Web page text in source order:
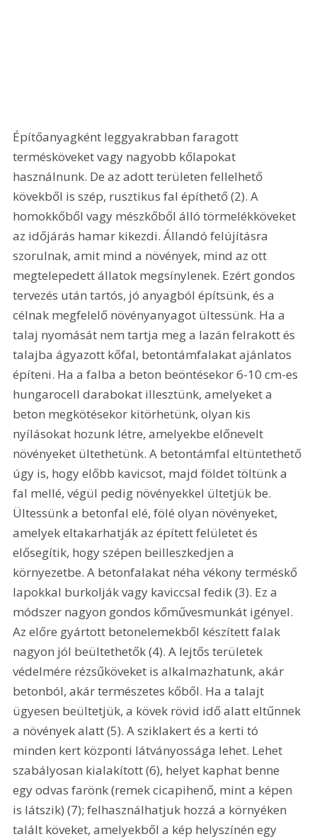
Építőanyagként leggyakrabban faragott
termésköveket vagy nagyobb kőlapokat
használnunk. De az adott területen fellelhető
kövekből is szép, rusztikus fal építhető (2). A
homokkőből vagy mészkőből álló törmelékköveket
az időjárás hamar kikezdi. Állandó felújításra
szorulnak, amit mind a növények, mind az ott
megtelepedett állatok megsínylenek. Ezért gondos
tervezés után tartós, jó anyagból építsünk, és a
célnak megfelelő növényanyagot ültessünk. Ha a
talaj nyomását nem tartja meg a lazán felrakott és
talajba ágyazott kőfal, betontámfalakat ajánlatos
építeni. Ha a falba a beton beöntésekor 6-10 cm-es
hungarocell darabokat illesztünk, amelyeket a
beton megkötésekor kitörhetünk, olyan kis
nyílásokat hozunk létre, amelyekbe előnevelt
növényeket ültethetünk. A betontámfal eltüntethető
úgy is, hogy előbb kavicsot, majd földet töltünk a
fal mellé, végül pedig növényekkel ültetjük be.
Ültessünk a betonfal elé, fölé olyan növényeket,
amelyek eltakarhatják az épített felületet és
elősegítik, hogy szépen beilleszkedjen a
környezetbe. A betonfalakat néha vékony terméskő
lapokkal burkolják vagy kaviccsal fedik (3). Ez a
módszer nagyon gondos kőművesmunkát igényel.
Az előre gyártott betonelemekből készített falak
nagyon jól beültethetők (4). A lejtős területek
védelmére rézsűköveket is alkalmazhatunk, akár
betonból, akár természetes kőből. Ha a talajt
ügyesen beültetjük, a kövek rövid idő alatt eltűnnek
a növények alatt (5). A sziklakert és a kerti tó
minden kert központi látványossága lehet. Lehet
szabályosan kialakított (6), helyet kaphat benne
egy odvas farönk (remek cicapihenő, mint a képen
is látszik) (7); felhasználhatjuk hozzá a környéken
talált köveket, amelyekből a kép helyszínén egy